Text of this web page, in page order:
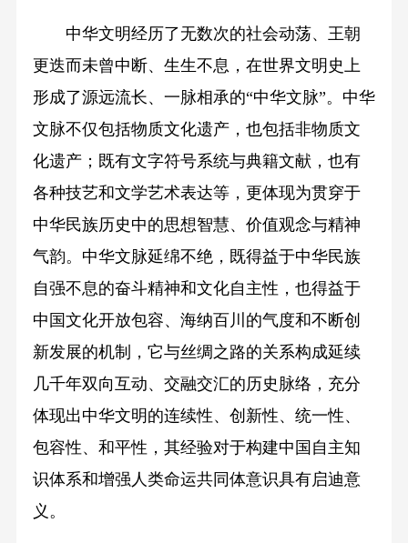
中华文明经历了无数次的社会动荡、王朝
更迭而未曾中断、生生不息，在世界文明史上
形成了源远流长、一脉相承的“中华文脉”。中华
文脉不仅包括物质文化遗产，也包括非物质文
化遗产；既有文字符号系统与典籍文献，也有
各种技艺和文学艺术表达等，更体现为贯穿于
中华民族历史中的思想智慧、价值观念与精神
气韵。中华文脉延绵不绝，既得益于中华民族
自强不息的奋斗精神和文化自主性，也得益于
中国文化开放包容、海纳百川的气度和不断创
新发展的机制，它与丝绸之路的关系构成延续
几千年双向互动、交融交汇的历史脉络，充分
体现出中华文明的连续性、创新性、统一性、
包容性、和平性，其经验对于构建中国自主知
识体系和增强人类命运共同体意识具有启迪意
义。